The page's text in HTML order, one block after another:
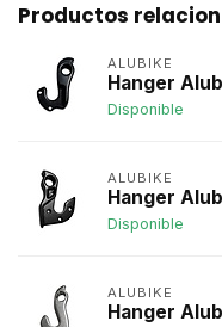
Productos
ALUBIKE
Hanger
Disponible
ALUBIKE
Hanger
Disponible
ALUBIKE
Hanger